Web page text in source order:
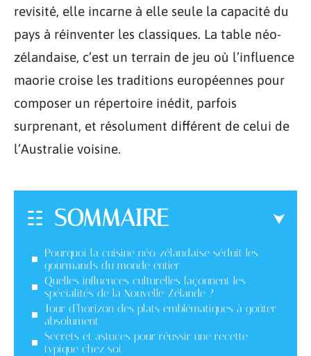
revisité, elle incarne à elle seule la capacité du
pays à réinventer les classiques. La table néo-
zélandaise, c’est un terrain de jeu où l’influence
maorie croise les traditions européennes pour
composer un répertoire inédit, parfois
surprenant, et résolument différent de celui de
l’Australie voisine.
SOMMAIRE
Pourquoi la cuisine néo-zélandaise séduit les
gourmands du monde entier
Quelles influences culturelles façonnent les
spécialités de la Nouvelle-Zélande ?
Tour d’horizon des plats emblématiques à goûter
absolument
Secrets et astuces pour réussir une recette
typique chez soi